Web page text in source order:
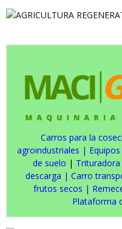
Carros para la
agroindustriales |
de suelo |
descarga | Carro
frutos secos |
Plataforma